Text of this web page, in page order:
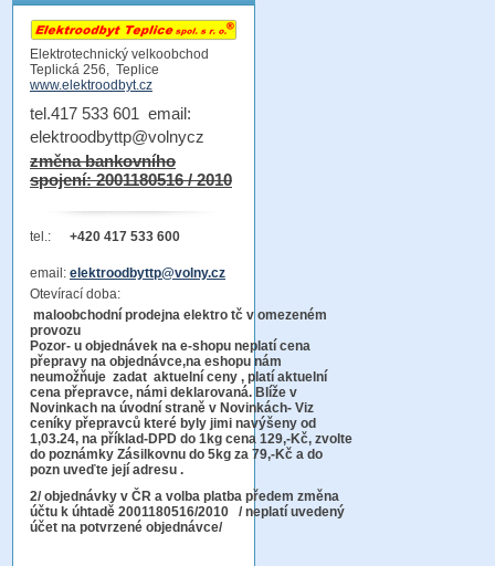
Elektrotechnický velkoobchod
Teplická 256, Teplice
www.elektroodbyt.cz
tel.417 533 601 email:
elektroodbyttp@volnycz
změna bankovního
spojení: 2001180516 / 2010
tel.: +420 417 533 600
email: elektroodbyttp@volny.cz
Otevírací doba:
maloobchodní prodejna elektro tč v omezeném
provozu
Pozor- u objednávek na e-shopu neplatí cena
přepravy na objednávce,na eshopu nám
neumožňuje zadat aktuelní ceny , platí aktuelní
cena přepravce, námi deklarovaná. Blíže v
Novinkach na úvodní straně v Novinkách- Viz
ceníky přepravců které byly jimi navýšeny od
1,03.24, na příklad-DPD do 1kg cena 129,-Kč, zvolte
do poznámky Zásilkovnu do 5kg za 79,-Kč a do
pozn uveďte její adresu .
2/ objednávky v ČR a volba platba předem změna
účtu k úhtadě 2001180516/2010 / neplatí uvedený
účet na potvrzené objednávce/